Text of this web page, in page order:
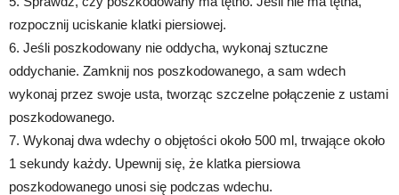
rozpocznij uciskanie klatki piersiowej.
6. Jeśli poszkodowany nie oddycha, wykonaj sztuczne
oddychanie. Zamknij nos poszkodowanego, a sam wdech
wykonaj przez swoje usta, tworząc szczelne połączenie z ustami
poszkodowanego.
7. Wykonaj dwa wdechy o objętości około 500 ml, trwające około
1 sekundy każdy. Upewnij się, że klatka piersiowa
poszkodowanego unosi się podczas wdechu.